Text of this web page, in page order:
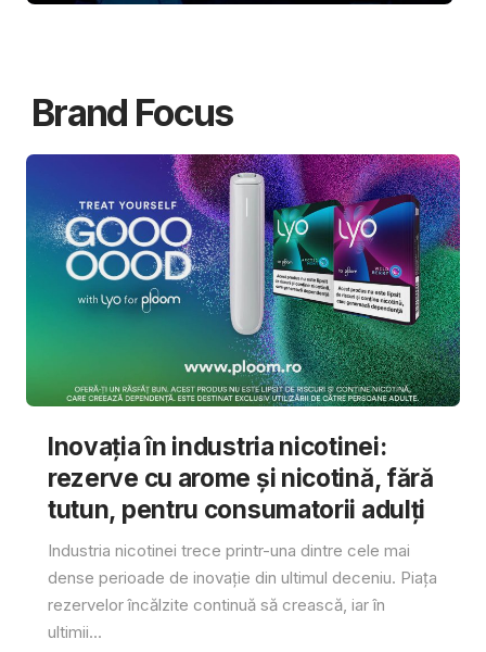
Brand Focus
Inovația în industria nicotinei:
rezerve cu arome și nicotină, fără
tutun, pentru consumatorii adulți
Industria nicotinei trece printr-una dintre cele mai
dense perioade de inovație din ultimul deceniu. Piața
rezervelor încălzite continuă să crească, iar în
ultimii...